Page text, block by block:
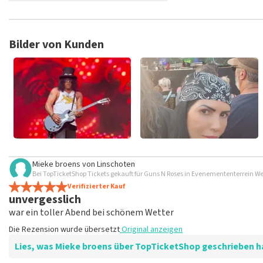
TopTicketShop sammelt Bewertungen von echten Kunden.
veröffentlicht. Es kann einige Wochen dauern, bis eine
Bilder von Kunden
Mieke broens von Linschoten
Bei TopTicketShop Tickets gekauft für Guns N Roses in Evenemententerrein
Verifizierter Kauf
unvergesslich
war ein toller Abend bei schönem Wetter
Die Rezension wurde übersetztOriginal anzeigen
Lies, was Mieke broens über TopTicketShop geschrieben